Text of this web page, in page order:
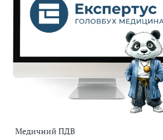
Медичний ПДВ